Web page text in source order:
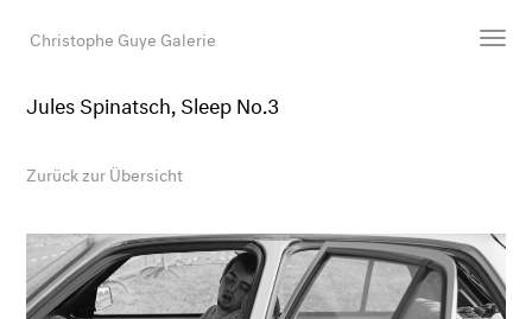
Christophe Guye Galerie
Newsroom
Shop
Galerie
Jules Spinatsch, Sleep No.3
Zurück zur Übersicht